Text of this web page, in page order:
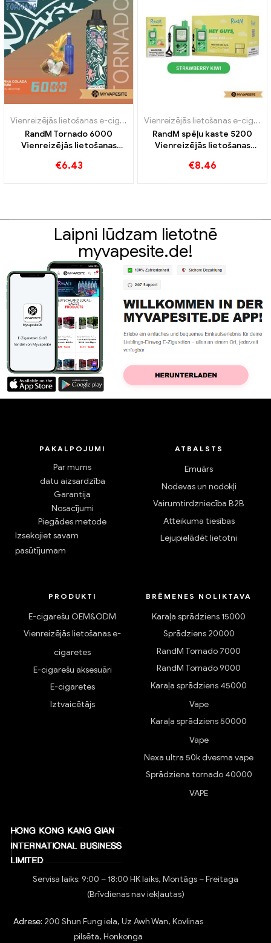
Vienreizējās lietošanas e-cigaretes
RandM Tornado 6000
Vienreizējās lietošanas
€6.43
Vienreizējās lietošanas e-cigaretes
RandM spēļu kaste 5200
Vienreizējās lietošanas
€8.46
Laipni lūdzam lietotnē
myvapesite.de!
PAKALPOJUMI
Par mums
datu aizsardzība
Garantija
Nosacījumi
Piegādes metode
Izsekojiet savam
pasūtījumam
ATBALSTS
Emuārs
Nodevas un nodokļi
Vairumtirdzniecība B2B
Atteikuma tiesības
Lejupielādēt lietotni
PRODUKTI
E-cigarešu OEM&ODM
Vienreizējās lietošanas e-
cigaretes
E-cigarešu aksesuāri
E-cigaretes
Iztvaicētājs
BRĒMENES NOLIKTAVA
Karaļa sprādziens 15000
Sprādziens 20000
RandM Tornado 7000
RandM Tornado 9000
Karaļa sprādziens 45000
Vape
Karaļa sprādziens 50000
Vape
Nexa ultra 50k dvesma vape
Sprādziena tornado 40000
VAPE
Servisa laiks: 9:00 – 18:00 HK laiks, Montāgs – Freitaga
(Brīvdienas nav iekļautas)
Adrese: 200 Shun Fung iela, Uz Awh Wan, Kovlinas
pilsēta, Honkonga